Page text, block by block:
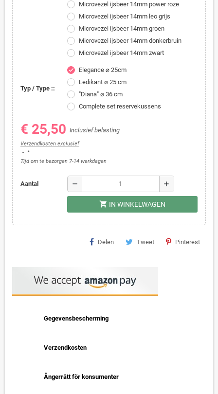
Microvezel ijsbeer 14mm power roze
Microvezel ijsbeer 14mm leo grijs
Microvezel ijsbeer 14mm groen
Microvezel ijsbeer 14mm donkerbruin
Microvezel ijsbeer 14mm zwart
Typ / Type ::
check
Elegance ⌀ 25cm
Ledikant ⌀ 25 cm
"Diana" ⌀ 36 cm
Complete set reservekussens
€ 25,50 Inclusief belasting
Verzendkosten exclusief
*
Tijd om te bezorgen 7-14 werkdagen
Aantal remove add
shopping_cart IN WINKELWAGEN
Delen Tweet Pinterest
Gegevensbescherming
Verzendkosten
Ångerrätt för konsumenter